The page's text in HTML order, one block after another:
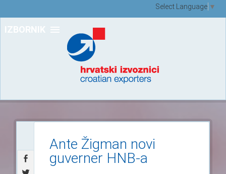
IZBORNIK
Select Language ▼
Ante Žigman novi
guverner HNB-a